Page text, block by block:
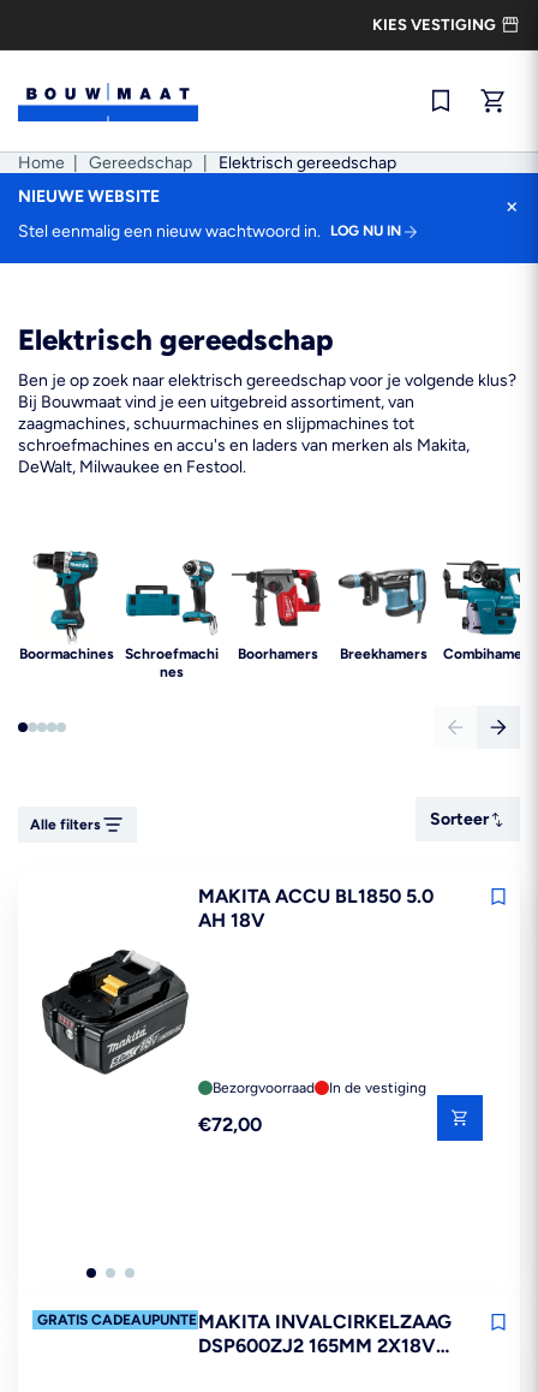
inhoud
KIES VESTIGING
Snel
Home Gereedschap
Elektrisch gereedschap
NIEUWE WEBSITE
Stel eenmalig een nieuw wachtwoord in.
LOG NU IN
×
Elektrisch gereedschap
Ben je op zoek naar elektrisch gereedschap voor je volgende klus?
Bij Bouwmaat vind je een uitgebreid assortiment, van
zaagmachines, schuurmachines en slijpmachines tot
schroefmachines en accu's en laders van merken als Makita,
DeWalt, Milwaukee en Festool.
Boormachines
Schroefmachi
nes
Boorhamers Breekhamers Combihamers
Alle filters
Sorteer
Sorteer
MAKITA ACCU BL1850 5.0
AH 18V
Bezorgvoorraad In de vestiging
Reguliere
€72,00
GRATIS CADEAUPUNTEN*MAKITA INVALCIRKELZAAG
DSP600ZJ2 165MM 2X18V